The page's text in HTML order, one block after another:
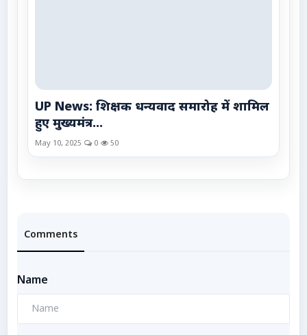
UP News: शिक्षक धन्यवाद समारोह में शामिल
हुए मुख्यमंत्र...
May 10, 2025 0 50
Comments
Name